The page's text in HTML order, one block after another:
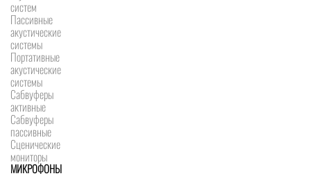
систем
Пассивные
акустические
системы
Портативные
акустические
системы
Сабвуферы
активные
Сабвуферы
пассивные
Сценические
мониторы
МИКРОФОНЫ